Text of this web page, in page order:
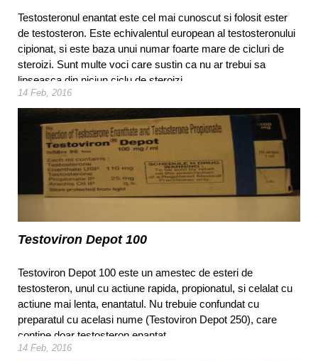
Testosteronul enantat este cel mai cunoscut si folosit ester
de testosteron. Este echivalentul european al testosteronului
cipionat, si este baza unui numar foarte mare de cicluri de
steroizi. Sunt multe voci care sustin ca nu ar trebui sa
lipseasca din niciun ciclu de steroizi.
14 Feb, 2016
Testoviron Depot 100
Testoviron Depot 100 este un amestec de esteri de
testosteron, unul cu actiune rapida, propionatul, si celalat cu
actiune mai lenta, enantatul. Nu trebuie confundat cu
preparatul cu acelasi nume (Testoviron Depot 250), care
contine doar testosteron enantat.
14 Feb, 2016